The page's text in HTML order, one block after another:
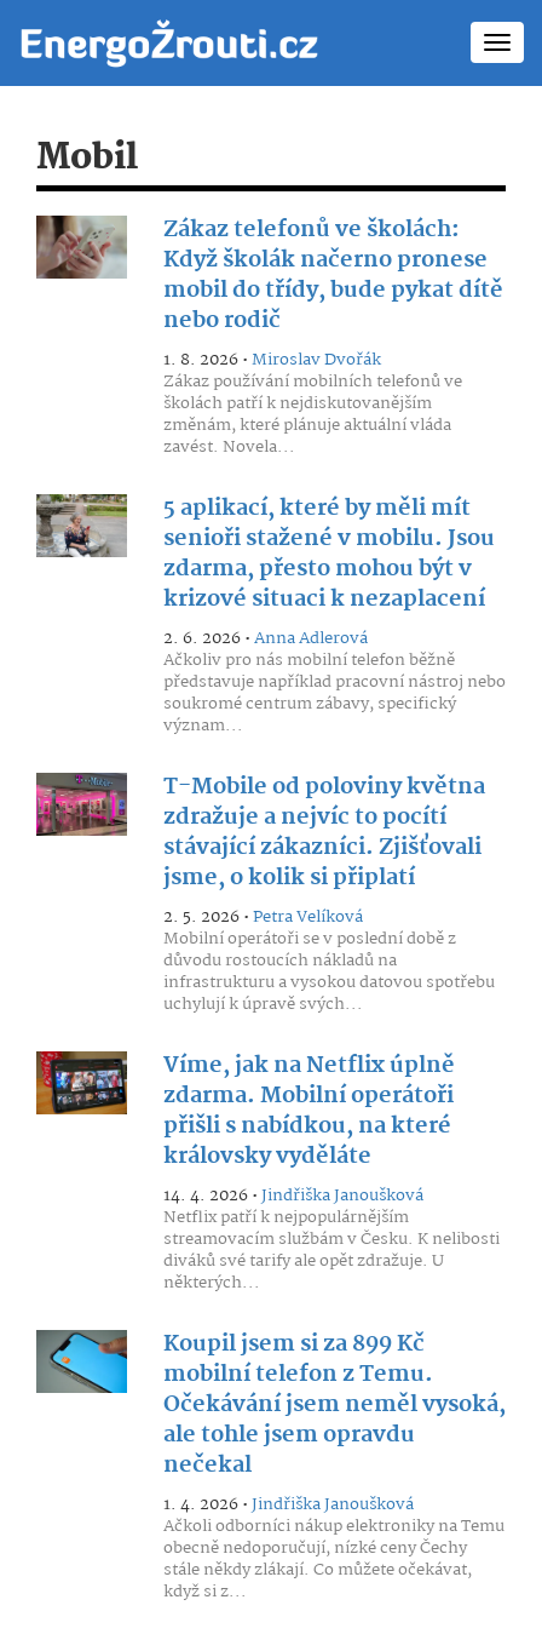
Mobil
Zákaz telefonů ve školách:
Když školák načerno pronese
mobil do třídy, bude pykat dítě
nebo rodič
1. 8. 2026 •Miroslav Dvořák
Zákaz používání mobilních telefonů ve
školách patří k nejdiskutovanějším
změnám, které plánuje aktuální vláda
zavést. Novela...
5 aplikací, které by měli mít
senioři stažené v mobilu. Jsou
zdarma, přesto mohou být v
krizové situaci k nezaplacení
2. 6. 2026 •Anna Adlerová
Ačkoliv pro nás mobilní telefon běžně
představuje například pracovní nástroj nebo
soukromé centrum zábavy, specifický
význam...
T-Mobile od poloviny května
zdražuje a nejvíc to pocítí
stávající zákazníci. Zjišťovali
jsme, o kolik si připlatí
2. 5. 2026 •Petra Velíková
Mobilní operátoři se v poslední době z
důvodu rostoucích nákladů na
infrastrukturu a vysokou datovou spotřebu
uchylují k úpravě svých...
Víme, jak na Netflix úplně
zdarma. Mobilní operátoři
přišli s nabídkou, na které
královsky vyděláte
14. 4. 2026 •Jindřiška Janoušková
Netflix patří k nejpopulárnějším
streamovacím službám v Česku. K nelibosti
diváků své tarify ale opět zdražuje. U
některých...
Koupil jsem si za 899 Kč
mobilní telefon z Temu.
Očekávání jsem neměl vysoká,
ale tohle jsem opravdu
nečekal
1. 4. 2026 •Jindřiška Janoušková
Ačkoli odborníci nákup elektroniky na Temu
obecně nedoporučují, nízké ceny Čechy
stále někdy zlákají. Co můžete očekávat,
když si z...